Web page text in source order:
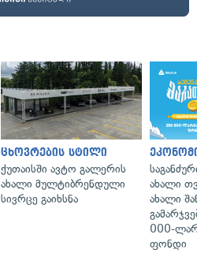
ცხოვრების სტილი
ქუთაისში ავტო გალერის
ახალი მულტიბრენდული
სივრცე გაიხსნა
ახალი
ახალი
000-
ფონდი